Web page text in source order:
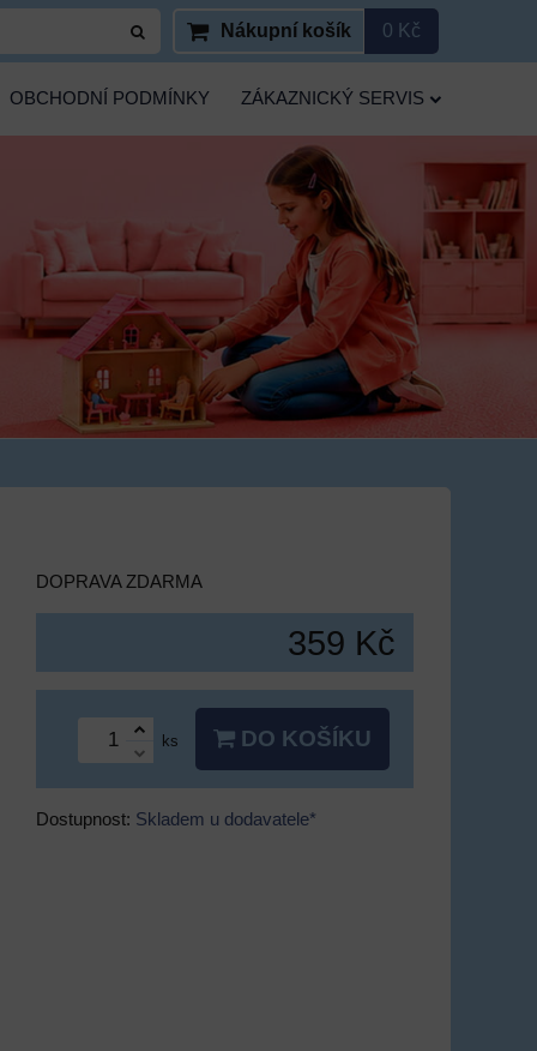
Nákupní košík 0 Kč
OBCHODNÍ PODMÍNKY ZÁKAZNICKÝ SERVIS
DOPRAVA ZDARMA
359 Kč
ks DO KOŠÍKU
Dostupnost: Skladem u dodavatele*